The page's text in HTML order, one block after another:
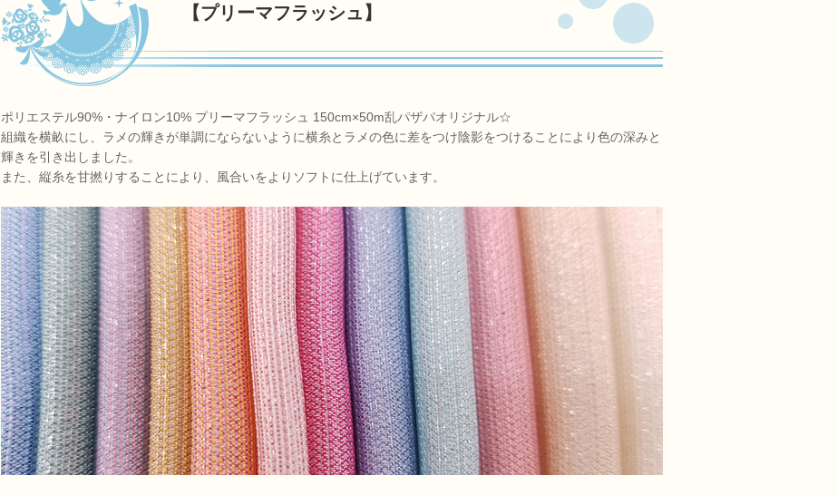
【プリーマフラッシュ】
ポリエステル90%・ナイロン10% プリーマフラッシュ 150cm×50m乱パザパオリジナル☆
組織を横畝にし、ラメの輝きが単調にならないように横糸とラメの色に差をつけ陰影をつけることにより色の深みと
輝きを引き出しました。
また、縦糸を甘撚りすることにより、風合いをよりソフトに仕上げています。